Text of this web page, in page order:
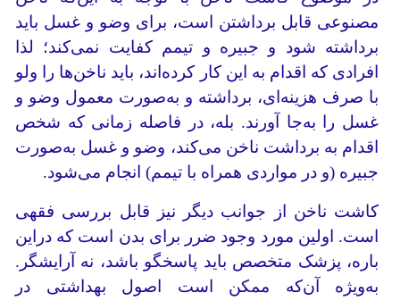
مصنوعی قابل برداشتن است، برای وضو و غسل باید
برداشته شود و جبیره و تیمم کفایت نمی‌کند؛ لذا
افرادی که اقدام به این کار کرده‌اند، باید ناخن‌ها را ولو
با صرف هزینه‌ای، برداشته و به‌صورت معمول وضو و
غسل را به‌جا آورند. بله، در فاصله زمانی که شخص
اقدام به برداشت ناخن می‌کند، وضو و غسل به‌صورت
جبیره (و در مواردی همراه با تیمم) انجام می‌شود.
کاشت ناخن از جوانب دیگر نیز قابل بررسی فقهی
است. اولین مورد وجود ضرر برای بدن است که دراین
باره، پزشک متخصص باید پاسخگو باشد، نه آرایشگر.
به‌ویژه آن‌که ممکن است اصول بهداشتی در